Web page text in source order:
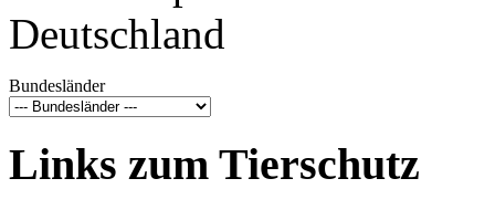
Bundesländer
Links zum Tierschutz